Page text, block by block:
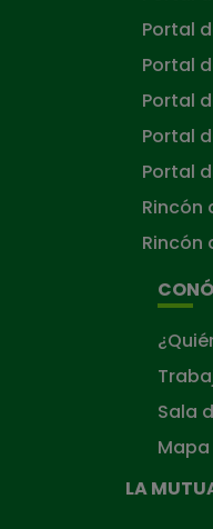
Portal
Portal
Portal
Portal
Portal
Rincón
Rincón
Sala
LA